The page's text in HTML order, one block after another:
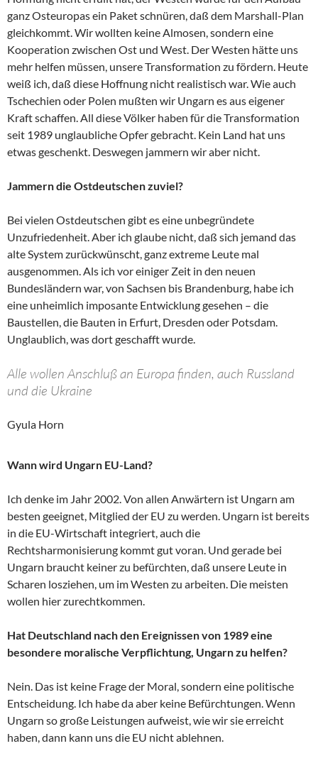
ganz Osteuropas ein Paket schnüren, daß dem Marshall-Plan
gleichkommt. Wir wollten keine Almosen, sondern eine
Kooperation zwischen Ost und West. Der Westen hätte uns
mehr helfen müssen, unsere Transformation zu fördern. Heute
weiß ich, daß diese Hoffnung nicht realistisch war. Wie auch
Tschechien oder Polen mußten wir Ungarn es aus eigener
Kraft schaffen. All diese Völker haben für die Transformation
seit 1989 unglaubliche Opfer gebracht. Kein Land hat uns
etwas geschenkt. Deswegen jammern wir aber nicht.
Jammern die Ostdeutschen zuviel?
Bei vielen Ostdeutschen gibt es eine unbegründete
Unzufriedenheit. Aber ich glaube nicht, daß sich jemand das
alte System zurückwünscht, ganz extreme Leute mal
ausgenommen. Als ich vor einiger Zeit in den neuen
Bundesländern war, von Sachsen bis Brandenburg, habe ich
eine unheimlich imposante Entwicklung gesehen – die
Baustellen, die Bauten in Erfurt, Dresden oder Potsdam.
Unglaublich, was dort geschafft wurde.
Alle wollen Anschluß an Europa finden, auch Russland
und die Ukraine
Gyula Horn
Wann wird Ungarn EU-Land?
Ich denke im Jahr 2002. Von allen Anwärtern ist Ungarn am
besten geeignet, Mitglied der EU zu werden. Ungarn ist bereits
in die EU-Wirtschaft integriert, auch die
Rechtsharmonisierung kommt gut voran. Und gerade bei
Ungarn braucht keiner zu befürchten, daß unsere Leute in
Scharen losziehen, um im Westen zu arbeiten. Die meisten
wollen hier zurechtkommen.
Hat Deutschland nach den Ereignissen von 1989 eine
besondere moralische Verpflichtung, Ungarn zu helfen?
Nein. Das ist keine Frage der Moral, sondern eine politische
Entscheidung. Ich habe da aber keine Befürchtungen. Wenn
Ungarn so große Leistungen aufweist, wie wir sie erreicht
haben, dann kann uns die EU nicht ablehnen.